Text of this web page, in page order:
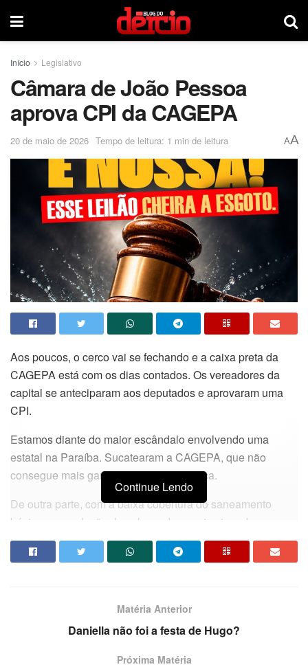
Início Legislativo
Câmara de João Pessoa
aprova CPI da CAGEPA
20 de maio de 2026 Tempo de leitura: 1 min de leitura AA
Aos poucos, o cerco vai se fechando e a caixa preta da
CAGEPA está com os dias contados. Os vereadores da
capital se anteciparam aos deputados e aprovaram uma
CPI.
Estamos diante do maior escândalo envolvendo uma
estatal na Paraíba. Sucatearam a CAGEPA, que não
consegue mais garantir segurança hídrica.
De outra parte, com a baixa cobertura do saneamento
básico e a evolução do volume de esgotos jogados no mar
na Capital, gerando notícia negativa nacionalmente, um
leilão nebuloso foi realizado para entregar os patrimônio
Quem estaria levando vantagem nessa operação
Continue Lendo
Matéria Anterior
Daniella não foi a festa de Hugo?
Próxima Matéria